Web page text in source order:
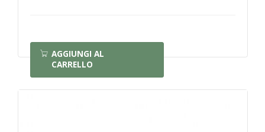
AGGIUNGI AL
CARRELLO